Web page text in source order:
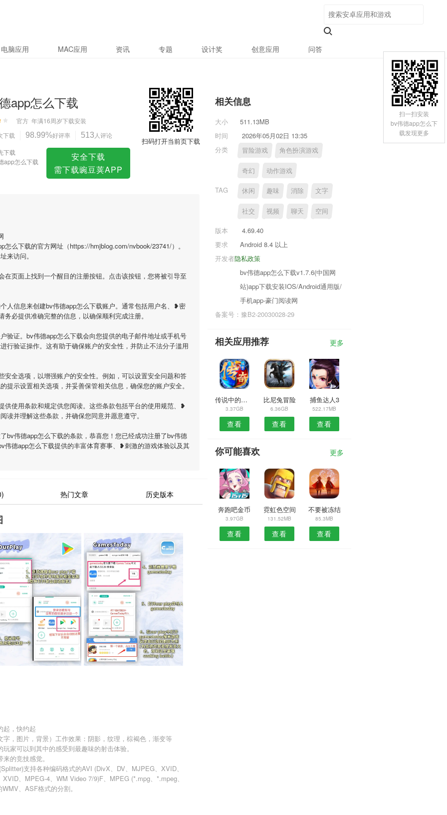
电脑应用 MAC应用 资讯 专题 设计奖 创意应用 问答
app怎么下载
官方 年满16周岁下载安装
下载 98.99%好评率 513 人评论
下载
app怎么下载
安全下载
需下载豌豆荚APP
扫码打开当前页下载
么下载的官方网址（https://hmjblog.com/nvbook/23741/）。
来访问。
在页面上找到一个醒目的注册按钮。点击该按钮，您将被引导至
人信息来创建bv伟德app怎么下载账户。通常包括用户名、❥密
必提供准确完整的信息，以确保顺利完成注册。
验证。bv伟德app怎么下载会向您提供的电子邮件地址或手机号
行验证操作。这有助于确保账户的安全性，并防止不法分子滥用
安全选项，以增强账户的安全性。例如，可以设置安全问题和答
提示设置相关选项，并妥善保管相关信息，确保您的账户安全。
供使用条款和规定供您阅读。这些条款包括平台的使用规范、❥
读并理解这些条款，并确保您同意并愿意遵守。
bv伟德app怎么下载的条款，恭喜您！您已经成功注册了bv伟德
伟德app怎么下载提供的丰富体育赛事、❥刺激的游戏体验以及其
热门文章 历史版本
起，快约起
，图片，背景）工作效果：阴影，纹理，棕褐色，渐变等
家可以到其中的感受到最趣味的射击体验。
的竞技感觉。
支持各种编码格式的AVI (DivX、DV、MJPEG、XVID、
、MPEG-4、WM Video 7/9)F、MPEG (*.mpg、*.mpeg、
、ASF格式的分割。
相关信息
大小
511.13MB
时间
2026年05月02日 13:35
分类
冒险游戏 角色扮演游戏
奇幻 动作游戏
TAG 休闲 趣味 消除 文字
社交 视频 聊天 空间
版本
4.69.40
要求
Android 8.4 以上
隐私政策
开发者
bv伟德app怎么下载v1.7.6(中国网
站)app下载安装IOS/Android通用版/
手机app-豪门阅读网
备案号：豫B2-20030028-29
相关应用推荐 更多
传说中的史莱姆传说
3.37GB
查看
比尼兔冒险
6.36GB
查看
捕鱼达人3
522.17MB
查看
你可能喜欢 更多
奔跑吧金币
3.97GB
查看
霓虹色空间
131.52MB
查看
不要被冻结
85.3MB
查看
扫一扫安装
bv伟德app怎么下
载发现更多